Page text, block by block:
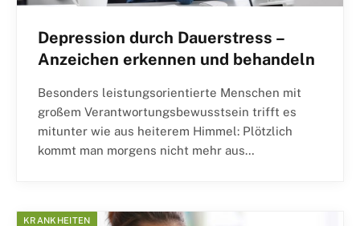
Depression durch Dauerstress –
Anzeichen erkennen und behandeln
Besonders leistungsorientierte Menschen mit
großem Verantwortungsbewusstsein trifft es
mitunter wie aus heiterem Himmel: Plötzlich
kommt man morgens nicht mehr aus…
KRANKHEITEN